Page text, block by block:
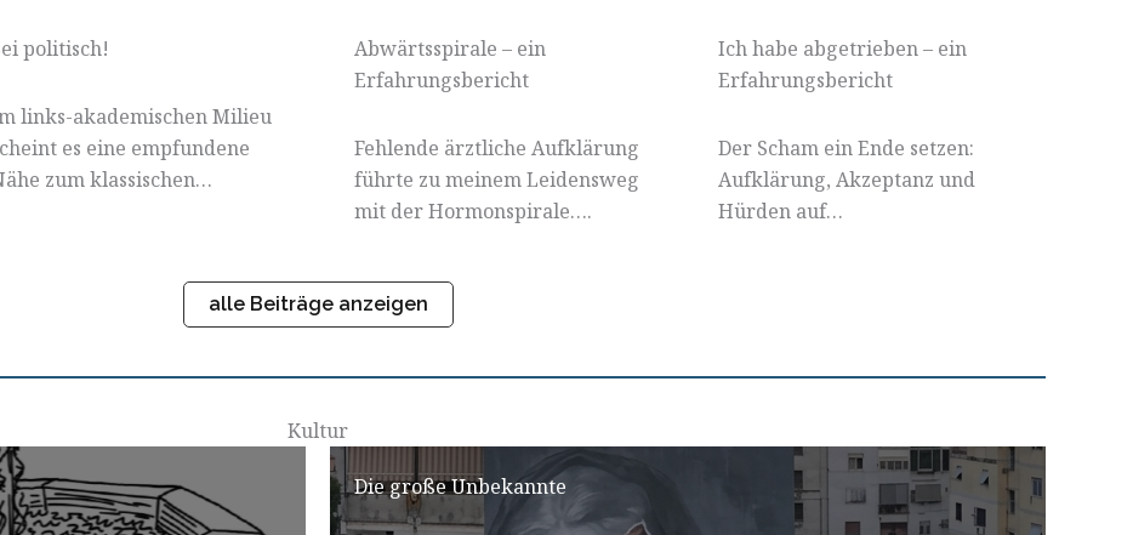
politisch!
links-akademischen Milieu
es eine empfundene
zum klassischen…
Abwärtsspirale – ein
Erfahrungsbericht
Fehlende ärztliche Aufklärung
führte zu meinem Leidensweg
mit der Hormonspirale….
Ich habe abgetrieben – ein
Erfahrungsbericht
Der Scham ein Ende setzen:
Aufklärung, Akzeptanz und
Hürden auf…
alle Beiträge anzeigen
Kultur
Die große Unbekannte